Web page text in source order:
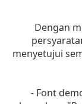
Dengan
menyetujui
- Font